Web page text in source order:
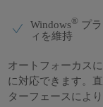
Windows® プ
ィを維持
オートフォーカス
に対応できます。
ターフェースによ